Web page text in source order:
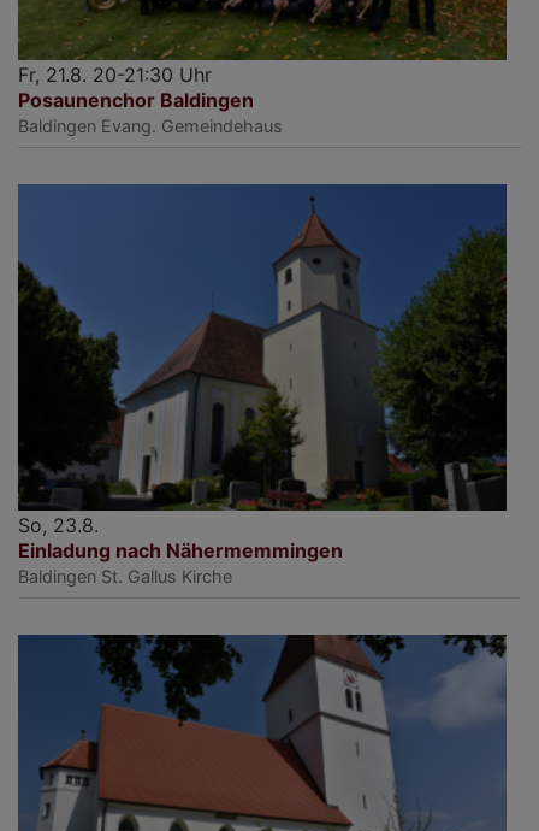
Fr, 21.8. 20-21:30 Uhr
Posaunenchor Baldingen
Baldingen Evang. Gemeindehaus
So, 23.8.
Einladung nach Nähermemmingen
Baldingen St. Gallus Kirche